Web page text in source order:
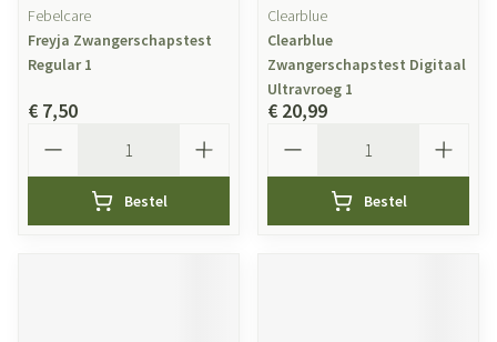
Febelcare
Freyja Zwangerschapstest
Regular 1
€ 7,50
Bestel
Clearblue
Clearblue
Zwangerschapstest Digitaal
Ultravroeg 1
€ 20,99
Bestel